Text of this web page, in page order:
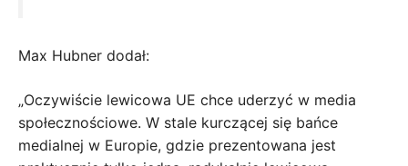
Max Hubner dodał:
„Oczywiście lewicowa UE chce uderzyć w media
społecznościowe. W stale kurczącej się bańce
medialnej w Europie, gdzie prezentowana jest